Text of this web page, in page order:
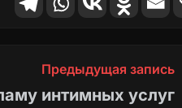
Предыдущая запись
интимных услуг